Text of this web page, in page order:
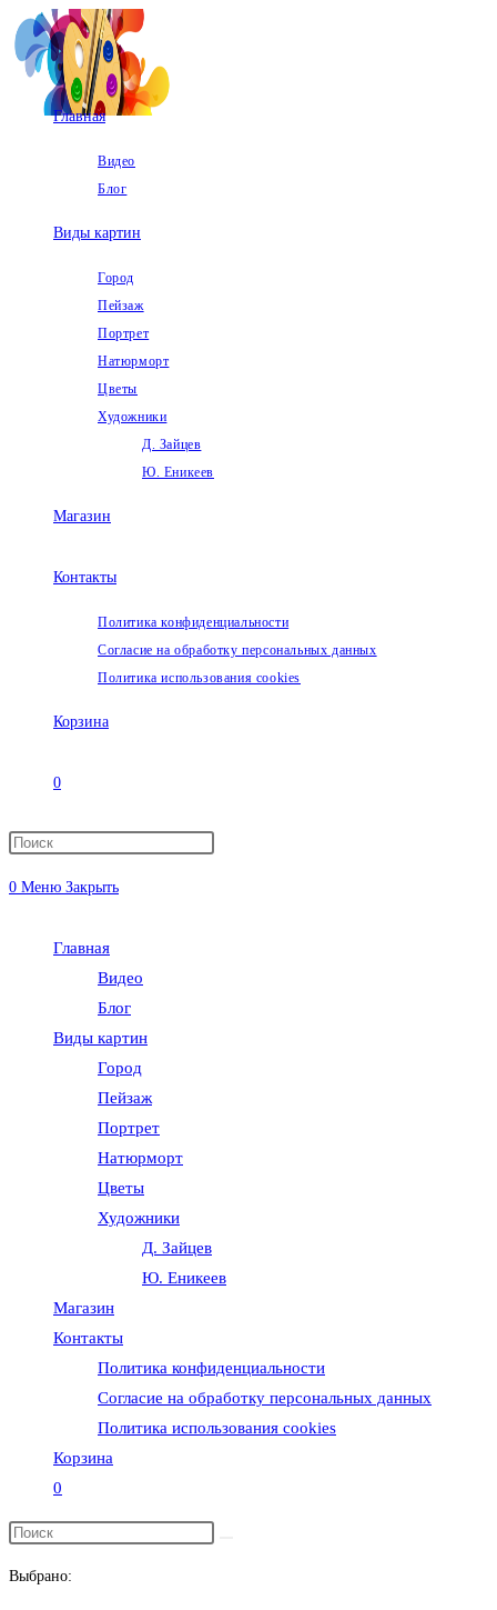
Перейти
к
содержимому
Главная
Видео
Блог
Виды картин
Город
Пейзаж
Портрет
Натюрморт
Цветы
Художники
Д. Зайцев
Ю. Еникеев
Магазин
Контакты
Политика конфиденциальности
Согласие на обработку персональных данных
Политика использования cookies
Корзина
0
Переключить
0 Меню Закрыть
Главная
Видео
Блог
Виды картин
Город
Пейзаж
Портрет
Натюрморт
Цветы
Художники
Д. Зайцев
Ю. Еникеев
Магазин
Контакты
Политика конфиденциальности
Согласие на обработку персональных данных
Политика использования cookies
Корзина
0
поиск
по
Выбрано: